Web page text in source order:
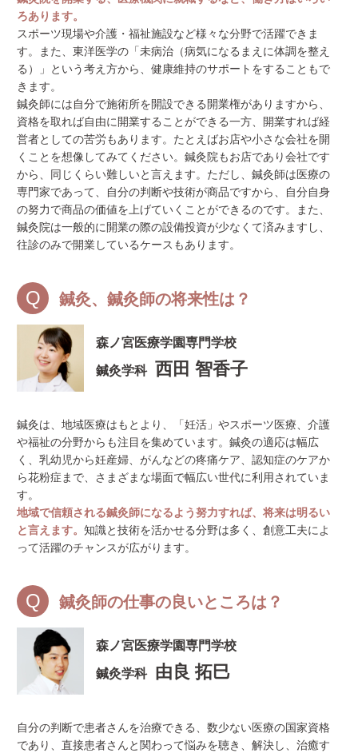
ろあります。
スポーツ現場や介護・福祉施設など様々な分野で活躍できま
す。また、東洋医学の「未病治（病気になるまえに体調を整え
る）」という考え方から、健康維持のサポートをすることもで
きます。
鍼灸師には自分で施術所を開設できる開業権がありますから、
資格を取れば自由に開業することができる一方、開業すれば経
営者としての苦労もあります。たとえばお店や小さな会社を開
くことを想像してみてください。鍼灸院もお店であり会社です
から、同じくらい難しいと言えます。ただし、鍼灸師は医療の
専門家であって、自分の判断や技術が商品ですから、自分自身
の努力で商品の価値を上げていくことができるのです。また、
鍼灸院は一般的に開業の際の設備投資が少なくて済みますし、
往診のみで開業しているケースもあります。
鍼灸、鍼灸師の将来性は？
森ノ宮医療学園専門学校
鍼灸学科 西田 智香子
鍼灸は、地域医療はもとより、「妊活」やスポーツ医療、介護
や福祉の分野からも注目を集めています。鍼灸の適応は幅広
く、乳幼児から妊産婦、がんなどの疼痛ケア、認知症のケアか
ら花粉症まで、さまざまな場面で幅広い世代に利用されていま
す。
地域で信頼される鍼灸師になるよう努力すれば、将来は明るい
と言えます。知識と技術を活かせる分野は多く、創意工夫によ
って活躍のチャンスが広がります。
鍼灸師の仕事の良いところは？
森ノ宮医療学園専門学校
鍼灸学科 由良 拓巳
自分の判断で患者さんを治療できる、数少ない医療の国家資格
であり、直接患者さんと関わって悩みを聴き、解決し、治癒す